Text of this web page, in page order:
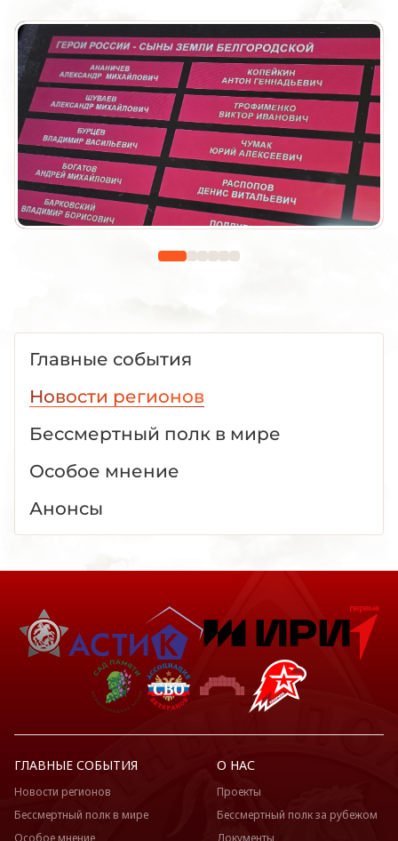
Главные события
Новости регионов
Бессмертный полк в мире
Особое мнение
Анонсы
ГЛАВНЫЕ СОБЫТИЯ
Новости регионов
Бессмертный полк в мире
Особое мнение
О НАС
Проекты
Бессмертный полк за рубежом
Документы